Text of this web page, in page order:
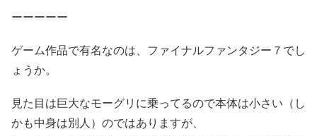
ーーーーー
ゲーム作品で有名なのは、ファイナルファンタジー７でし
ょうか。
見た目は巨大なモーグリに乗ってるので本体は小さい（し
かも中身は別人）のではありますが、